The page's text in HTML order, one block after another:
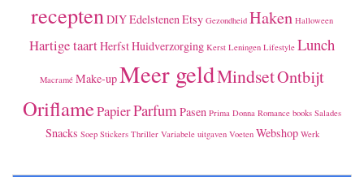
receptenDIYEdelstenenEtsy Gezondheid Haken Halloween
Hartige taartHerfstHuidverzorging Kerst Leningen Lifestyle Lunch
Macramé Make-upMeer geldMindsetOntbijt
OriflamePapierParfumPasen Prima Donna Romance books Salades
Snacks Soep Stickers Thriller Variabele uitgaven Voeten Webshop Werk